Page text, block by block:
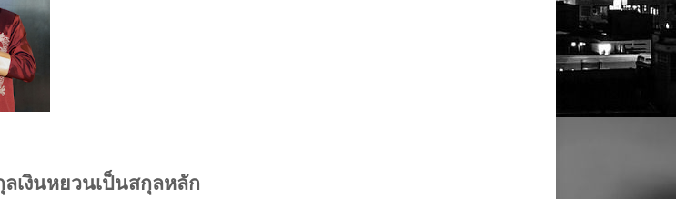
เงินหยวนเป็นสกุลหลัก